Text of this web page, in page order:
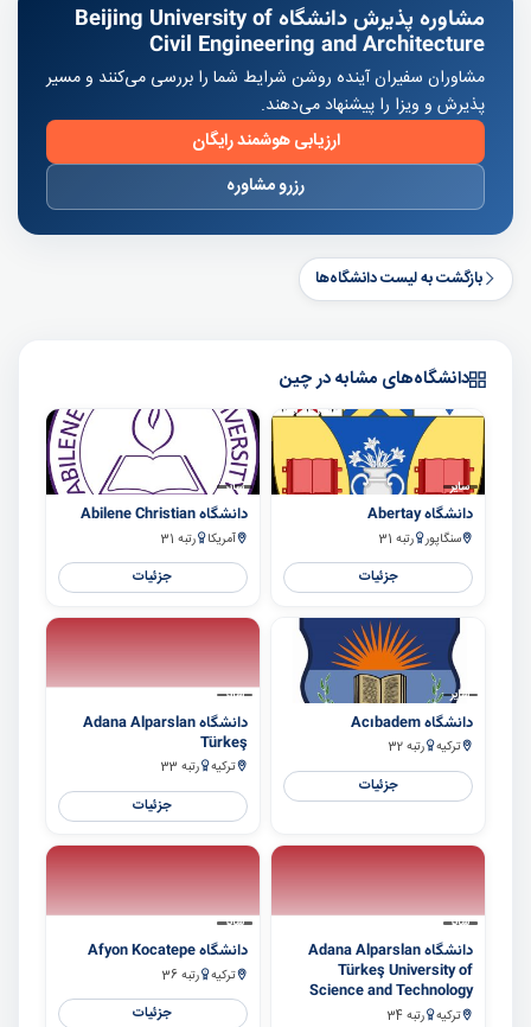
مشاوره پذیرش دانشگاه Beijing University of
Civil Engineering and Architecture
مشاوران سفیران آینده روشن شرایط شما را بررسی می‌کنند و مسیر
پذیرش و ویزا را پیشنهاد می‌دهند.
ارزیابی هوشمند رایگان
رزرو مشاوره
بازگشت به لیست دانشگاه‌ها
دانشگاه‌های مشابه در چین
سایر
دانشگاه Abertay
سنگاپور رتبه 31
جزئیات
سایر
دانشگاه Abilene Christian
آمریکا رتبه 31
جزئیات
سایر
دانشگاه Acıbadem
ترکیه رتبه 32
جزئیات
سایر
دانشگاه Adana Alparslan
Türkeş
ترکیه رتبه 33
جزئیات
سایر
دانشگاه Adana Alparslan
Türkeş University of
Science and Technology
ترکیه رتبه 34
سایر
دانشگاه Afyon Kocatepe
ترکیه رتبه 36
جزئیات